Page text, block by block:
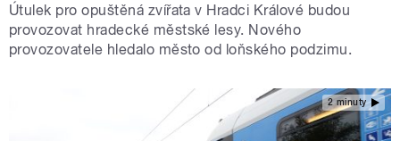
Útulek pro opuštěná zvířata v Hradci Králové budou
provozovat hradecké městské lesy. Nového
provozovatele hledalo město od loňského podzimu.
2 minuty